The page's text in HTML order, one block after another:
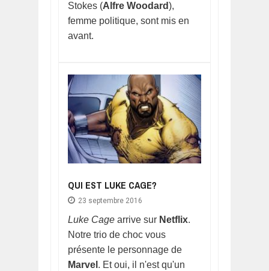
Stokes (Alfre Woodard),
femme politique, sont mis en
avant.
QUI EST LUKE CAGE?
23 septembre 2016
Luke Cage arrive sur Netflix.
Notre trio de choc vous
présente le personnage de
Marvel . Et oui, il n'est qu'un